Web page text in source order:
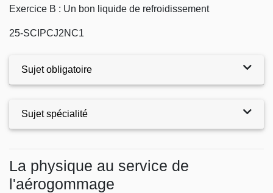
Exercice B : Un bon liquide de refroidissement
25-SCIPCJ2NC1
Sujet obligatoire
Sujet spécialité
La physique au service de
l'aérogommage